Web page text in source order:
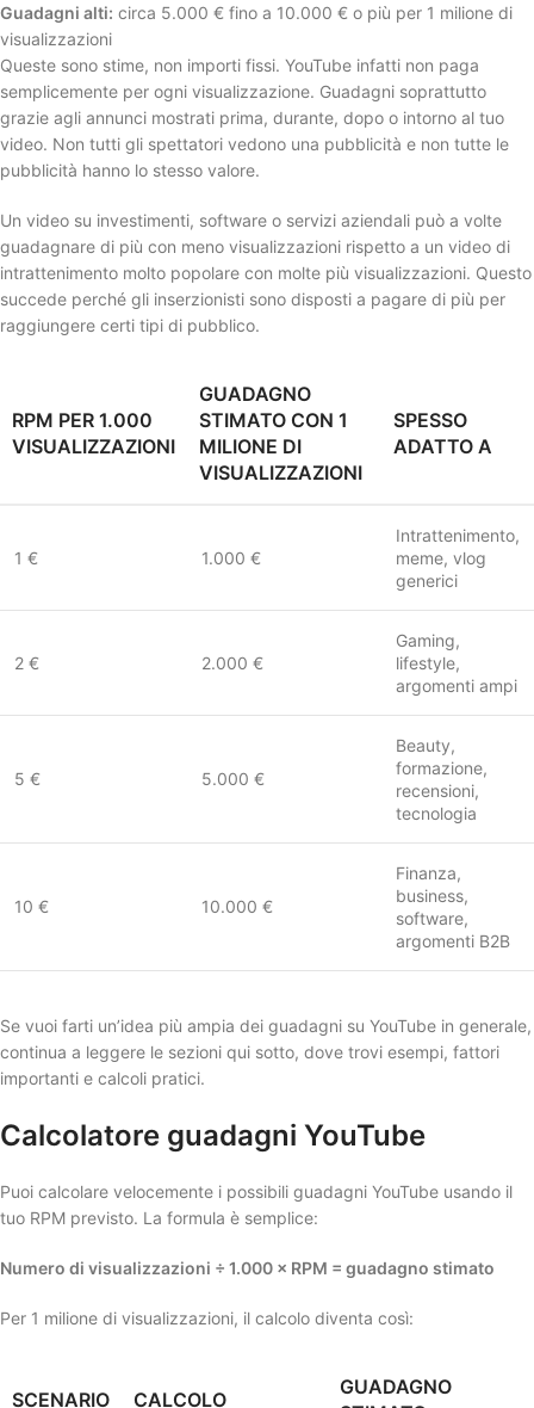
Guadagni alti: circa 5.000 € fino a 10.000 € o più per 1 milione di
visualizzazioni
Queste sono stime, non importi fissi. YouTube infatti non paga
semplicemente per ogni visualizzazione. Guadagni soprattutto
grazie agli annunci mostrati prima, durante, dopo o intorno al tuo
video. Non tutti gli spettatori vedono una pubblicità e non tutte le
pubblicità hanno lo stesso valore.
Un video su investimenti, software o servizi aziendali può a volte
guadagnare di più con meno visualizzazioni rispetto a un video di
intrattenimento molto popolare con molte più visualizzazioni. Questo
succede perché gli inserzionisti sono disposti a pagare di più per
raggiungere certi tipi di pubblico.
RPM PER 1.000
VISUALIZZAZIONI
GUADAGNO
STIMATO CON 1
MILIONE DI
VISUALIZZAZIONI
SPESSO
ADATTO A
1 € 1.000 €
Intrattenimento,
meme, vlog
generici
2 € 2.000 €
Gaming,
lifestyle,
argomenti ampi
5 € 5.000 €
Beauty,
formazione,
recensioni,
tecnologia
10 € 10.000 €
Finanza,
business,
software,
argomenti B2B
Se vuoi farti un’idea più ampia dei guadagni su YouTube in generale,
continua a leggere le sezioni qui sotto, dove trovi esempi, fattori
importanti e calcoli pratici.
Calcolatore guadagni YouTube
Puoi calcolare velocemente i possibili guadagni YouTube usando il
tuo RPM previsto. La formula è semplice:
Numero di visualizzazioni ÷ 1.000 × RPM = guadagno stimato
Per 1 milione di visualizzazioni, il calcolo diventa così:
SCENARIO CALCOLO
GUADAGNO